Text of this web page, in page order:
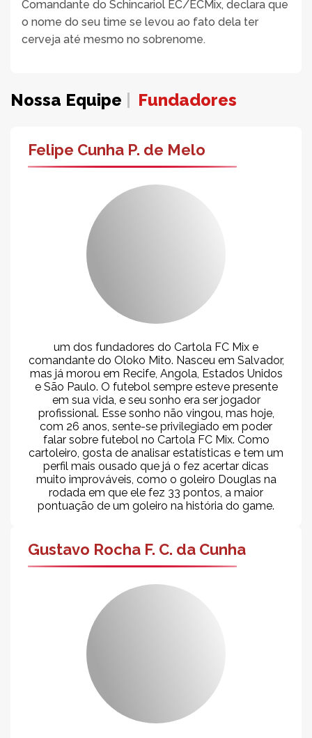
Comandante do Schincariol EC/ECMix, declara que
o nome do seu time se levou ao fato dela ter
cerveja até mesmo no sobrenome.
Nossa Equipe Fundadores
Felipe Cunha P. de Melo
um dos fundadores do Cartola FC Mix e
comandante do Oloko Mito. Nasceu em Salvador,
mas já morou em Recife, Angola, Estados Unidos
e São Paulo. O futebol sempre esteve presente
em sua vida, e seu sonho era ser jogador
profissional. Esse sonho não vingou, mas hoje,
com 26 anos, sente-se privilegiado em poder
falar sobre futebol no Cartola FC Mix. Como
cartoleiro, gosta de analisar estatísticas e tem um
perfil mais ousado que já o fez acertar dicas
muito improváveis, como o goleiro Douglas na
rodada em que ele fez 33 pontos, a maior
pontuação de um goleiro na história do game.
Gustavo Rocha F. C. da Cunha